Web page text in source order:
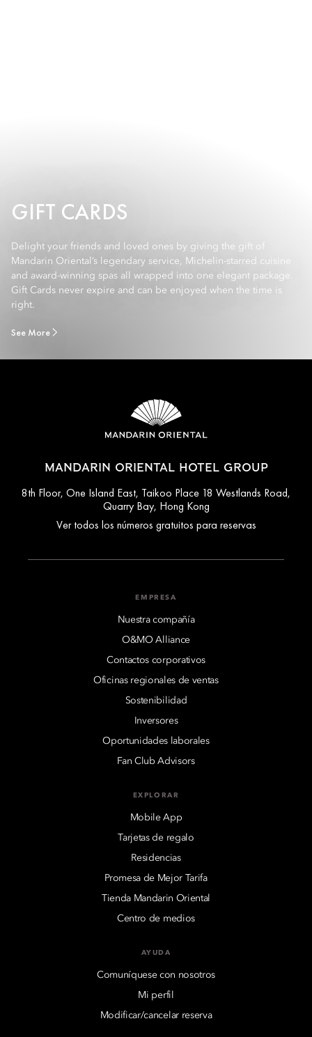
GIFT CARDS
Delight your friends and loved ones by giving the gift of
Mandarin Oriental’s legendary service, Michelin-starred cuisine
and award-winning spas all wrapped into one elegant package.
Gift Cards never expire and can be enjoyed when the time is
right.
See More
MANDARIN ORIENTAL HOTEL GROUP
8th Floor, One Island East, Taikoo Place 18 Westlands Road,
Quarry Bay, Hong Kong
Ver todos los números gratuitos para reservas
EMPRESA
Nuestra compañía
O&MO Alliance
Contactos corporativos
Oficinas regionales de ventas
Sostenibilidad
Inversores
Oportunidades laborales
Fan Club Advisors
EXPLORAR
Mobile App
Tarjetas de regalo
Residencias
Promesa de Mejor Tarifa
Tienda Mandarin Oriental
Centro de medios
AYUDA
Comuníquese con nosotros
Mi perfil
Modificar/cancelar reserva